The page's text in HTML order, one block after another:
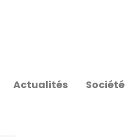
Actualités Société